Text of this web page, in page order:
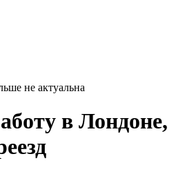
не актуальна
в Лондоне,